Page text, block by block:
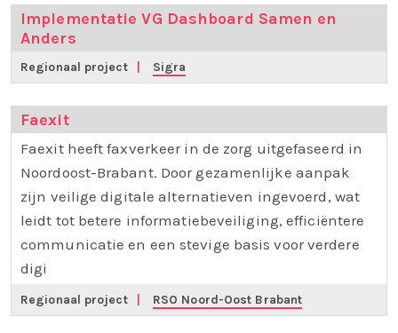
Implementatie VG Dashboard Samen en
Anders
Regionaal project Sigra
Faexit
Faexit heeft faxverkeer in de zorg uitgefaseerd in
Noordoost-Brabant. Door gezamenlijke aanpak
zijn veilige digitale alternatieven ingevoerd, wat
leidt tot betere informatiebeveiliging, efficiëntere
communicatie en een stevige basis voor verdere
digi
Regionaal project RSO Noord-Oost Brabant